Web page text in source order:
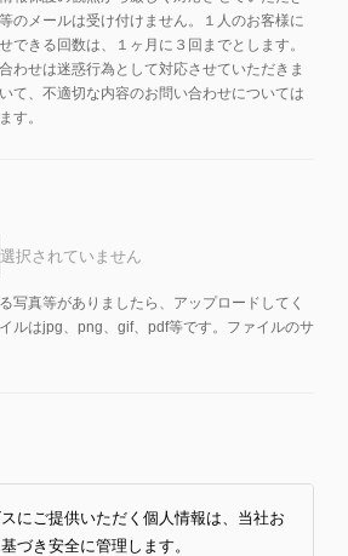
のメールは受け付けません。１人のお客様に
できる回数は、１ヶ月に３回までとします。
わせは迷惑行為として対応させていただきま
て、不適切な内容のお問い合わせについては
す。
選択されていません
写真等がありましたら、アップロードしてく
ルはjpg、png、gif、pdf等です。ファイルのサ
にご提供いただく個人情報は、当社お
づき安全に管理します。